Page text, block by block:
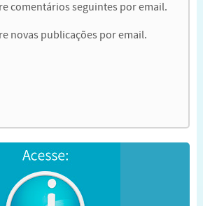
comentários seguintes por email.
novas publicações por email.